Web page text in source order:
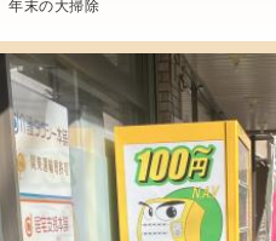
末の大掃除